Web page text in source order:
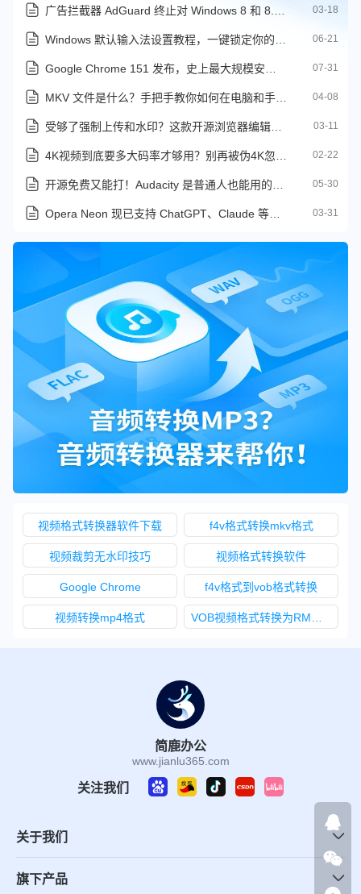
03-18
06-21
07-31
04-08
03-11
02-22
05-30
03-31
视频格式转换器软件下载 f4v格式转换mkv格式
视频裁剪无水印技巧 视频格式转换软件
Google Chrome f4v格式到vob格式转换
视频转换mp4格式
简鹿办公
www.jianlu365.com
关注我们
关于我们
旗下产品